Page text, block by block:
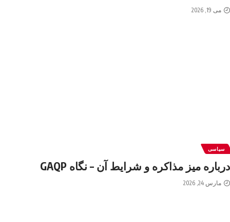
می 19, 2026
سیاسی
درباره میز مذاکره و شرایط آن – نگاه GAQP
مارس 24, 2026